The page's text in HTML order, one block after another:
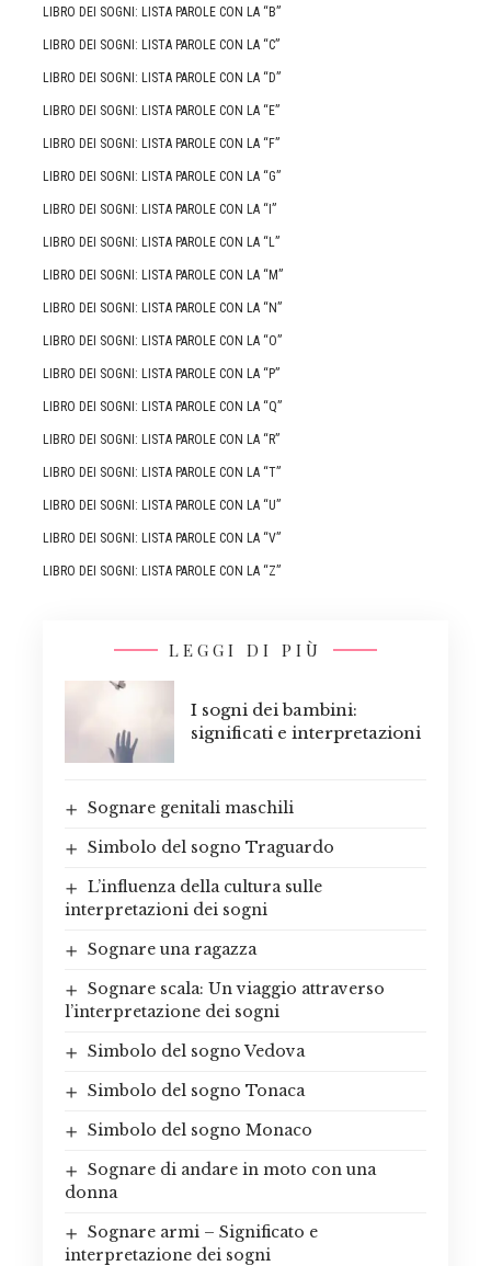
LIBRO DEI SOGNI: LISTA PAROLE CON LA “B”
LIBRO DEI SOGNI: LISTA PAROLE CON LA “C”
LIBRO DEI SOGNI: LISTA PAROLE CON LA “D”
LIBRO DEI SOGNI: LISTA PAROLE CON LA “E”
LIBRO DEI SOGNI: LISTA PAROLE CON LA “F”
LIBRO DEI SOGNI: LISTA PAROLE CON LA “G”
LIBRO DEI SOGNI: LISTA PAROLE CON LA “I”
LIBRO DEI SOGNI: LISTA PAROLE CON LA “L”
LIBRO DEI SOGNI: LISTA PAROLE CON LA “M”
LIBRO DEI SOGNI: LISTA PAROLE CON LA “N”
LIBRO DEI SOGNI: LISTA PAROLE CON LA “O”
LIBRO DEI SOGNI: LISTA PAROLE CON LA “P”
LIBRO DEI SOGNI: LISTA PAROLE CON LA “Q”
LIBRO DEI SOGNI: LISTA PAROLE CON LA “R”
LIBRO DEI SOGNI: LISTA PAROLE CON LA “T”
LIBRO DEI SOGNI: LISTA PAROLE CON LA “U”
LIBRO DEI SOGNI: LISTA PAROLE CON LA “V”
LIBRO DEI SOGNI: LISTA PAROLE CON LA “Z”
LEGGI DI PIÙ
I sogni dei bambini:
significati e interpretazioni
Sognare genitali maschili
Simbolo del sogno Traguardo
L’influenza della cultura sulle
interpretazioni dei sogni
Sognare una ragazza
Sognare scala: Un viaggio attraverso
l’interpretazione dei sogni
Simbolo del sogno Vedova
Simbolo del sogno Tonaca
Simbolo del sogno Monaco
Sognare di andare in moto con una
donna
Sognare armi – Significato e
interpretazione dei sogni